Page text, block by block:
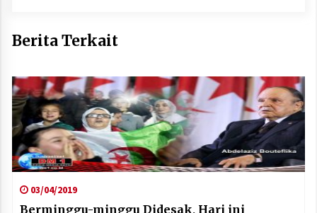
Berita Terkait
03/04/2019
Berminggu-minggu Didesak, Hari ini